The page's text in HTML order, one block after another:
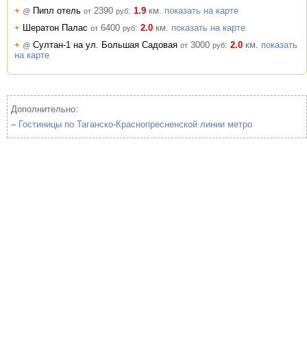
+ @ Пипл отель от 2390 руб: 1.9 км. показать на карте
+ Шератон Палас от 6400 руб: 2.0 км. показать на карте
+ @ Султан-1 на ул. Большая Садовая от 3000 руб: 2.0 км. показать
на карте
Дополнительно:
– Гостиницы по Таганско-Краснопресненской линии метро